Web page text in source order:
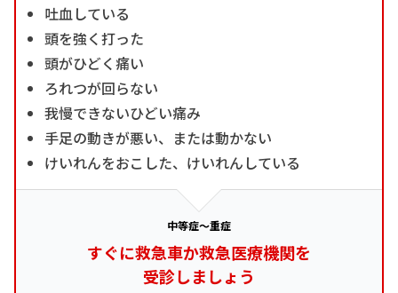
吐血している
頭を強く打った
頭がひどく痛い
ろれつが回らない
我慢できないひどい痛み
手足の動きが悪い、または動かない
けいれんをおこした、けいれんしている
中等症～重症
すぐに救急車か救急医療機関を
受診しましょう